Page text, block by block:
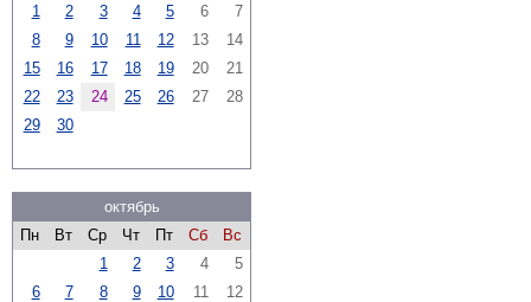
1
2 3 4 5 6
7
8
9 10 11 12 13
14
15
16 17 18 19 20
21
22
23 24 25 26 27
28
29
30
октябрь
Пн
Вт Ср Чт Пт Сб
Вс
1
2 3 4
5
6
7 8 9 10 11
12